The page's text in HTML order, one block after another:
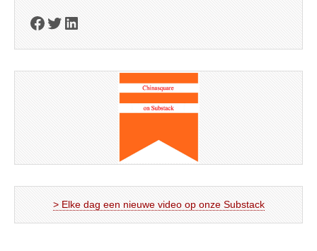
Facebook
Twitter
LinkedIn
> Elke dag een nieuwe video op onze Substack